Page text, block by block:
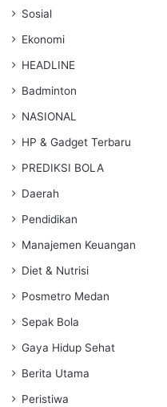
Sosial
Ekonomi
HEADLINE
Badminton
NASIONAL
HP & Gadget Terbaru
PREDIKSI BOLA
Daerah
Pendidikan
Manajemen Keuangan
Diet & Nutrisi
Posmetro Medan
Sepak Bola
Gaya Hidup Sehat
Berita Utama
Peristiwa